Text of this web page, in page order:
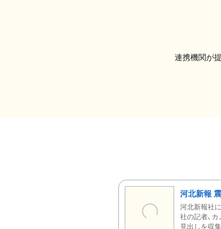
連携機関が
河北新報
河北新報社
社の記者、
見出しを収